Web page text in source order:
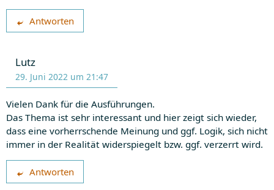
Antworten
Lutz
29. Juni 2022 um 21:47
Vielen Dank für die Ausführungen.
Das Thema ist sehr interessant und hier zeigt sich wieder,
dass eine vorherrschende Meinung und ggf. Logik, sich nicht
immer in der Realität widerspiegelt bzw. ggf. verzerrt wird.
Antworten